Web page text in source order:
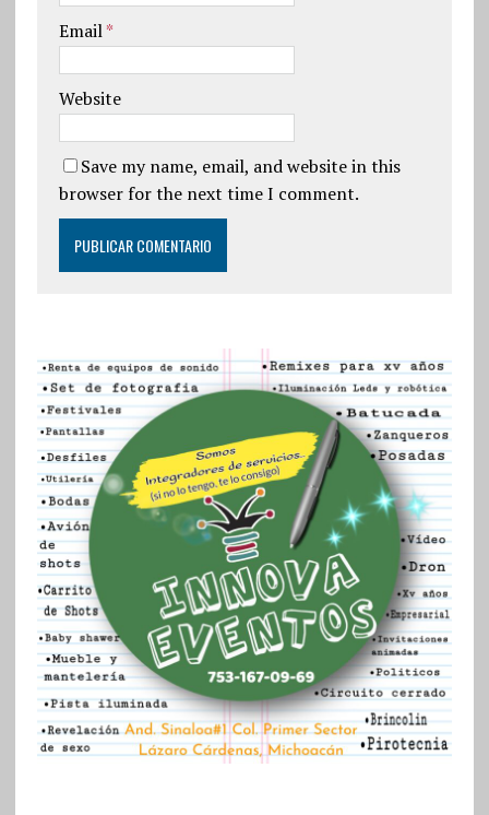
Email*
Website
Save my name, email, and website in this
browser for the next time I comment.